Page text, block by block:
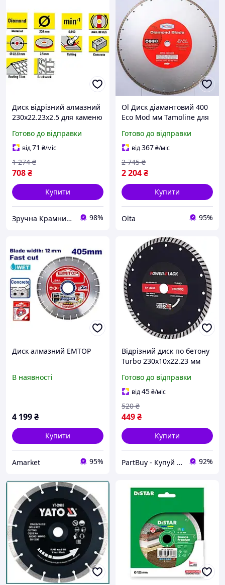
Диск відрізний алмазний
230х22.23х2.5 для каменю
Trotec MK-0791
Готово до відправки
від71 ₴/міс
708₴
1 274 ₴
Купити
Зручна Крамниця 98%
Ol Диск діамантовий 400
Eco Mod мм Tamoline для
розхідник для газобетону
цегли залізоб TOP22-G
Готово до відправки
від367₴/міс
2 204₴
2 745 ₴
Купити
Olta 95%
Диск алмазний EMTOP
В наявності
4 199₴
Купити
Amarket 95%
Відрізний диск по бетону
Turbo 230х10х22.23 мм
алмазний диск диски для
пилки круг для різа
Готово до відправки
від45₴/міс
449₴
520 ₴
Купити
PartBuy - Купуй частинами 92%